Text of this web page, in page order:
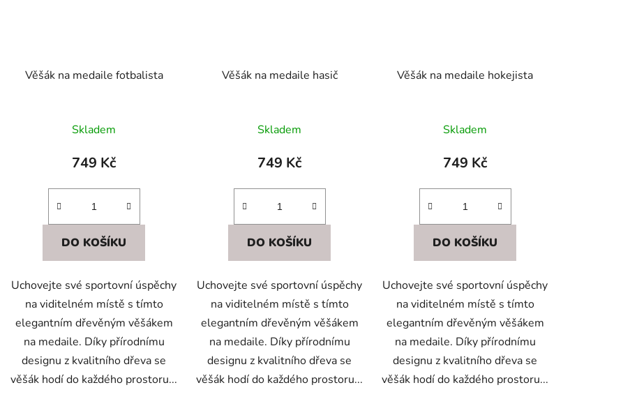
Věšák na medaile fotbalista
Skladem
749 Kč
DO KOŠÍKU
Uchovejte své sportovní úspěchy
na viditelném místě s tímto
elegantním dřevěným věšákem
na medaile. Díky přírodnímu
designu z kvalitního dřeva se
věšák hodí do každého prostoru...
Věšák na medaile hasič
Skladem
749 Kč
DO KOŠÍKU
Uchovejte své sportovní úspěchy
na viditelném místě s tímto
elegantním dřevěným věšákem
na medaile. Díky přírodnímu
designu z kvalitního dřeva se
věšák hodí do každého prostoru...
Věšák na medaile hokejista
Skladem
749 Kč
DO KOŠÍKU
Uchovejte své sportovní úspěchy
na viditelném místě s tímto
elegantním dřevěným věšákem
na medaile. Díky přírodnímu
designu z kvalitního dřeva se
věšák hodí do každého prostoru...